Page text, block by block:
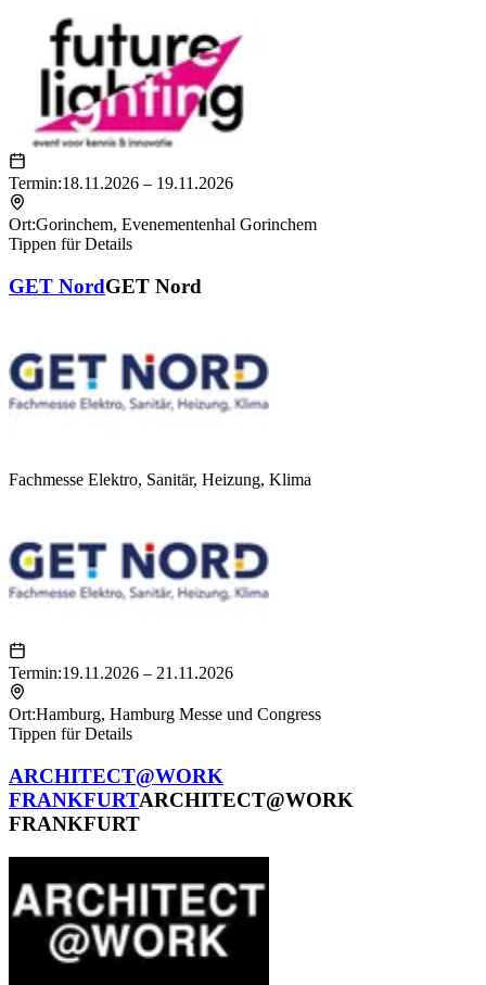
Termin:18.11.2026 – 19.11.2026
Ort:Gorinchem, Evenementenhal Gorinchem
Tippen für Details
GET NordGET Nord
Fachmesse Elektro, Sanitär, Heizung, Klima
Termin:19.11.2026 – 21.11.2026
Ort:Hamburg, Hamburg Messe und Congress
Tippen für Details
ARCHITECT@WORK
FRANKFURTARCHITECT@WORK
FRANKFURT